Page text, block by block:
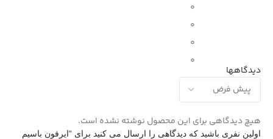
0
0
0
0
دیدگاهها
هیچ دیدگاهی برای این محصول نوشته نشده است.
اولین نفری باشید که دیدگاهی را ارسال می کنید برای “ایرفون باسیم